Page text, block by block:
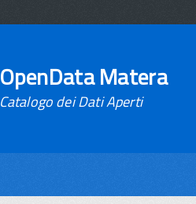
OpenData Matera
Catalogo dei Dati Aperti